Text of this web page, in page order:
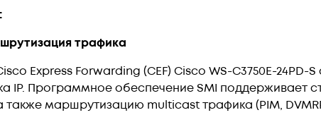
трафика
Express Forwarding (CEF) Cisco WS-C3750E-
Программное обеспечение SMI поддерживает
а также маршрутизацию multicast трафика (PIM,